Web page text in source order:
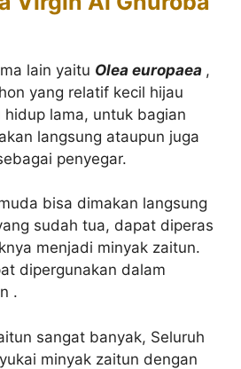
lain yaitu Olea europaea ,
yang relatif kecil hijau
lama, untuk bagian
langsung ataupun juga
penyegar.
bisa dimakan langsung
sudah tua, dapat diperas
menjadi minyak zaitun.
dipergunakan dalam
.
sangat banyak, Seluruh
minyak zaitun dengan